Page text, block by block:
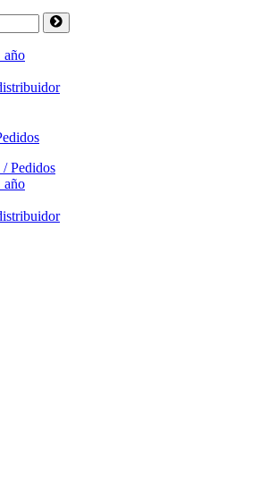
año
Pedidos
año